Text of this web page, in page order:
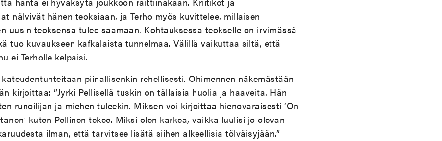
nälvivät hänen teoksiaan, ja Terho myös kuvittelee, millaisen
uusin teoksensa tulee saamaan. Kohtauksessa teokselle on irvimässä
tuo kuvaukseen kafkalaista tunnelmaa. Välillä vaikuttaa siltä, että
ei Terholle kelpaisi.
piinallisenkin rehellisesti. Ohimennen näkemästään
kirjoittaa: ”Jyrki Pellisellä tuskin on tällaisia huolia ja haaveita. Hän
runoilijan ja miehen tuleekin. Miksen voi kirjoittaa hienovaraisesti ’On
kuten Pellinen tekee. Miksi olen karkea, vaikka luulisi jo olevan
ilman, että tarvitsee lisätä siihen alkeellisia tölväisyjään.”